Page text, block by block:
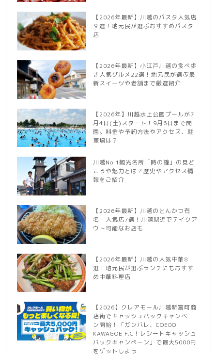
【2026年最新】川越のパスタ人気店
９選！地元民が選ぶおすすめパスタ
店
【2026年最新】小江戸川越の食べ歩
き人気グルメ22選！地元民が選ぶ最
新スイーツや老舗まで厳選紹介
【2026年】川越水上公園プールが7
月4日(土)スタート！9月6日まで開
園。料金や予約方法やアクセス、駐
車場は？
川越No.1観光名所「時の鐘」の見ど
ころや魅力とは？歴史やアクセス情
報をご紹介
【2026年最新】川越のとんかつ有
名・人気店7選！川越駅近でテイクア
ウト可能なお店も
【2026年最新】川越の人気中華8
選！地元民が選ぶランチにもおすす
め中華料理店
【2026】クレアモール川越新富町商
店街でキャッシュバックキャンペー
ン開始！「ガンバレ、COEDO
KAWAGOE F.C！レシートキャッシュ
バックキャンペーン」で最大5000円
をゲットしよう